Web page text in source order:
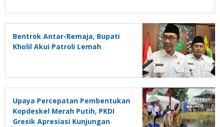
Bentrok Antar-Remaja, Bupati
Kholil Akui Patroli Lemah
Upaya Percepatan Pembentukan
Kopdeskel Merah Putih, PKDI
Gresik Apresiasi Kunjungan